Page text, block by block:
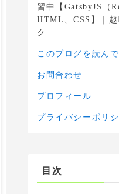
習中【GatsbyJS（
HTML、CSS】｜
ク
このブログを読ん
お問合わせ
プロフィール
プライバシーポリ
目次